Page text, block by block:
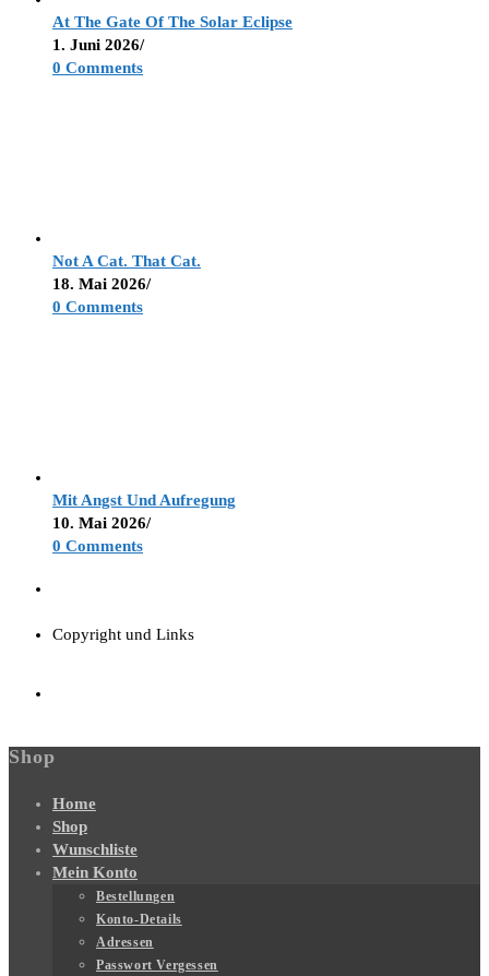
At The Gate Of The Solar Eclipse
1. Juni 2026/
0 Comments
Not A Cat. That Cat.
18. Mai 2026/
0 Comments
Mit Angst Und Aufregung
10. Mai 2026/
0 Comments
Copyright und Links
Shop
Home
Shop
Wunschliste
Mein Konto
Bestellungen
Konto-Details
Adressen
Passwort Vergessen